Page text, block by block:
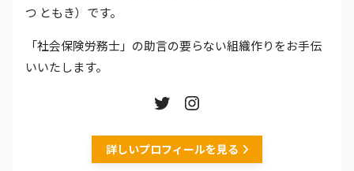
つ ともき）です。
「社会保険労務士」の助言の要らない組織作りをお手伝
いいたします。
詳しいプロフィールを見る